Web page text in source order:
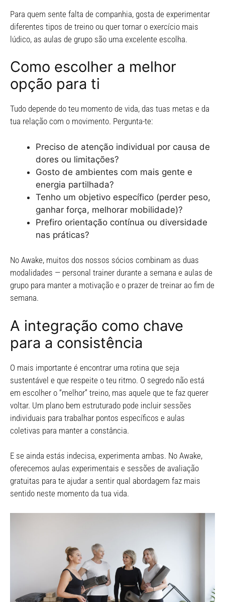
Para quem sente falta de companhia, gosta de experimentar
diferentes tipos de treino ou quer tornar o exercício mais
lúdico, as aulas de grupo são uma excelente escolha.
Como escolher a melhor
opção para ti
Tudo depende do teu momento de vida, das tuas metas e da
tua relação com o movimento. Pergunta-te:
Preciso de atenção individual por causa de
dores ou limitações?
Gosto de ambientes com mais gente e
energia partilhada?
Tenho um objetivo específico (perder peso,
ganhar força, melhorar mobilidade)?
Prefiro orientação contínua ou diversidade
nas práticas?
No Awake, muitos dos nossos sócios combinam as duas
modalidades — personal trainer durante a semana e aulas de
grupo para manter a motivação e o prazer de treinar ao fim de
semana.
A integração como chave
para a consistência
O mais importante é encontrar uma rotina que seja
sustentável e que respeite o teu ritmo. O segredo não está
em escolher o “melhor” treino, mas aquele que te faz querer
voltar. Um plano bem estruturado pode incluir sessões
individuais para trabalhar pontos específicos e aulas
coletivas para manter a constância.
E se ainda estás indecisa, experimenta ambas. No Awake,
oferecemos aulas experimentais e sessões de avaliação
gratuitas para te ajudar a sentir qual abordagem faz mais
sentido neste momento da tua vida.